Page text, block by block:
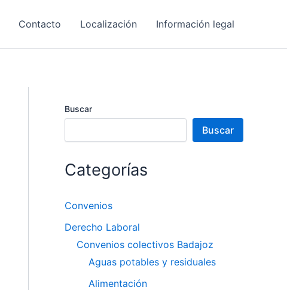
Contacto Localización Información legal
Buscar
Buscar
Categorías
Convenios
Derecho Laboral
Convenios colectivos Badajoz
Aguas potables y residuales
Alimentación